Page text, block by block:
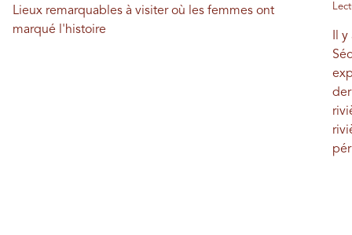
Lieux remarquables à visiter où les femmes ont
marqué l'histoire
Il